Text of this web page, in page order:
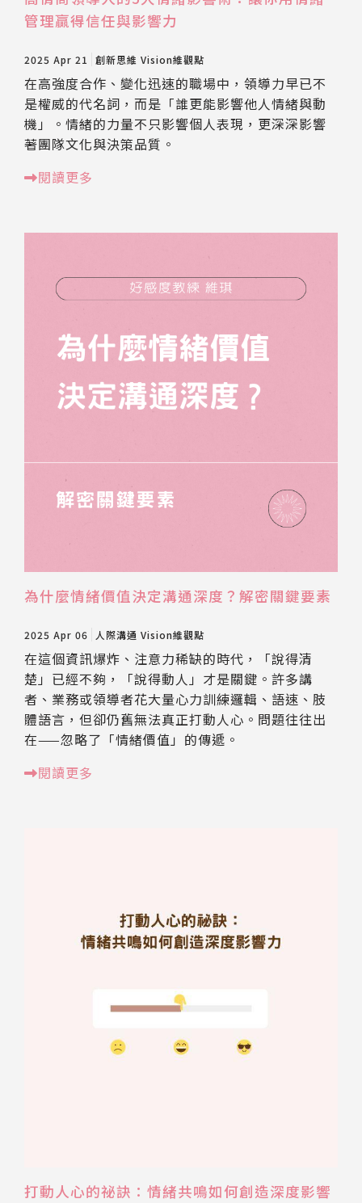
管理贏得信任與影響力
2025 Apr 21 創新思維 Vision維觀點
在高強度合作、變化迅速的職場中，領導力早已不
是權威的代名詞，而是「誰更能影響他人情緒與動
機」。情緒的力量不只影響個人表現，更深深影響
著團隊文化與決策品質。
閱讀更多
為什麼情緒價值決定溝通深度？解密關鍵要素
2025 Apr 06 人際溝通 Vision維觀點
在這個資訊爆炸、注意力稀缺的時代，「說得清
楚」已經不夠，「說得動人」才是關鍵。許多講
者、業務或領導者花大量心力訓練邏輯、語速、肢
體語言，但卻仍舊無法真正打動人心。問題往往出
在——忽略了「情緒價值」的傳遞。
閱讀更多
打動人心的祕訣：情緒共鳴如何創造深度影響